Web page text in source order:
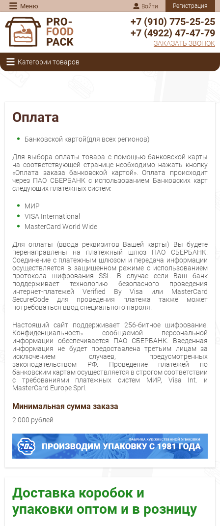
Меню Войти Регистрация
+7 (910) 775-25-25
+7 (4922) 47-47-79
ЗАКАЗАТЬ ЗВОНОК
Категории товаров
Оплата
Банковской картой(для всех регионов)
Для выбора оплаты товара с помощью банковской карты
на соответствующей странице необходимо нажать кнопку
«Оплата заказа банковской картой». Оплата происходит
через ПАО СБЕРБАНК с использованием Банковских карт
следующих платежных систем:
МИР
VISA International
MasterCard World Wide
Для оплаты (ввода реквизитов Вашей карты) Вы будете
перенаправлены на платежный шлюз ПАО СБЕРБАНК.
Соединение с платежным шлюзом и передача информации
осуществляется в защищенном режиме с использованием
протокола шифрования SSL. В случае если Ваш банк
поддерживает технологию безопасного проведения
интернет-платежей Verified By Visa или MasterCard
SecureCode для проведения платежа также может
потребоваться ввод специального пароля.
Настоящий сайт поддерживает 256-битное шифрование.
Конфиденциальность сообщаемой персональной
информации обеспечивается ПАО СБЕРБАНК. Введенная
информация не будет предоставлена третьим лицам за
исключением случаев, предусмотренных
законодательством РФ. Проведение платежей по
банковским картам осуществляется в строгом соответствии
с требованиями платежных систем МИР, Visa Int. и
MasterCard Europe Sprl.
Минимальная сумма заказа
2 000 рублей
Доставка коробок и
упаковки оптом и в розницу